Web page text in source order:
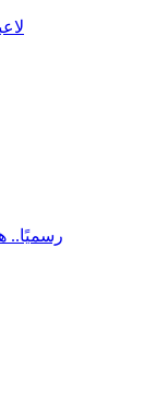
5
رسميًا..